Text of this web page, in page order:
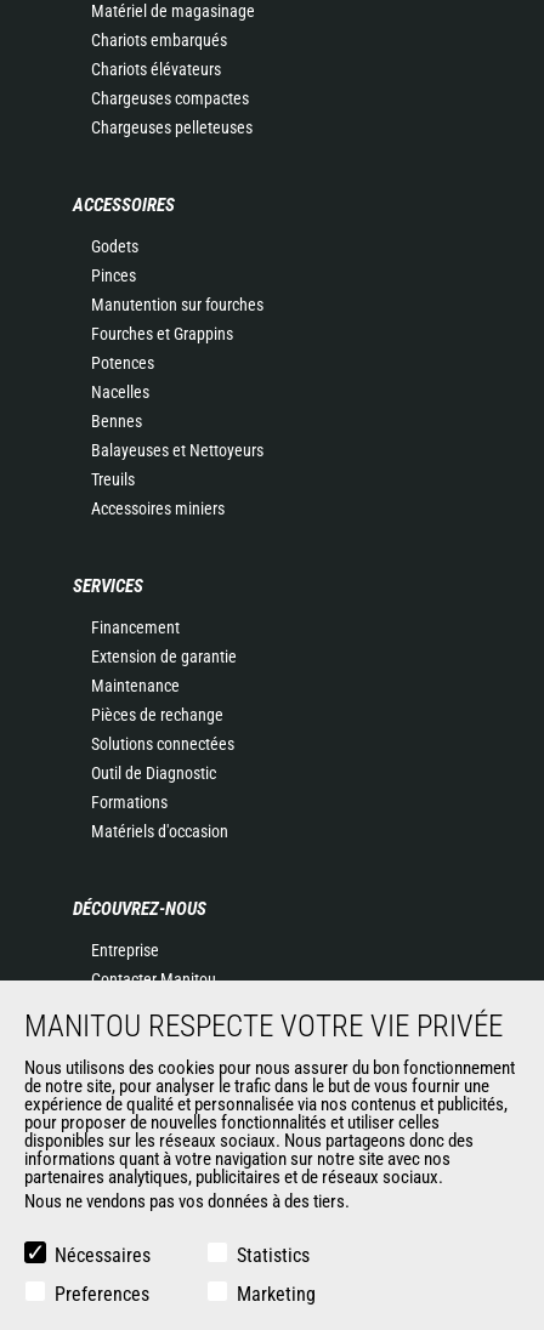
Matériel de magasinage
Chariots embarqués
Chariots élévateurs
Chargeuses compactes
Chargeuses pelleteuses
ACCESSOIRES
Godets
Pinces
Manutention sur fourches
Fourches et Grappins
Potences
Nacelles
Bennes
Balayeuses et Nettoyeurs
Treuils
Accessoires miniers
SERVICES
Financement
Extension de garantie
Maintenance
Pièces de rechange
Solutions connectées
Outil de Diagnostic
Formations
Matériels d'occasion
DÉCOUVREZ-NOUS
Entreprise
Contacter Manitou
Politique de protection des données
Evénements
Actualités
Historique
AUTRES SITES DU GROUPE
Manitou Group
Used Manitou Machines
MANITOU RESPECTE VOTRE VIE PRIVÉE
Nous utilisons des cookies pour nous assurer du bon fonctionnement
de notre site, pour analyser le trafic dans le but de vous fournir une
expérience de qualité et personnalisée via nos contenus et publicités,
pour proposer de nouvelles fonctionnalités et utiliser celles
disponibles sur les réseaux sociaux. Nous partageons donc des
informations quant à votre navigation sur notre site avec nos
partenaires analytiques, publicitaires et de réseaux sociaux.
Nous ne vendons pas vos données à des tiers.
Nécessaires
Statistics
Preferences
Marketing